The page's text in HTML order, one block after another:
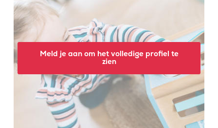
Meld je aan om het volledige profiel te
zien